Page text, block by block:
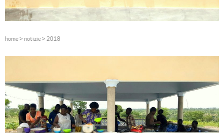
home> notizie> 2018